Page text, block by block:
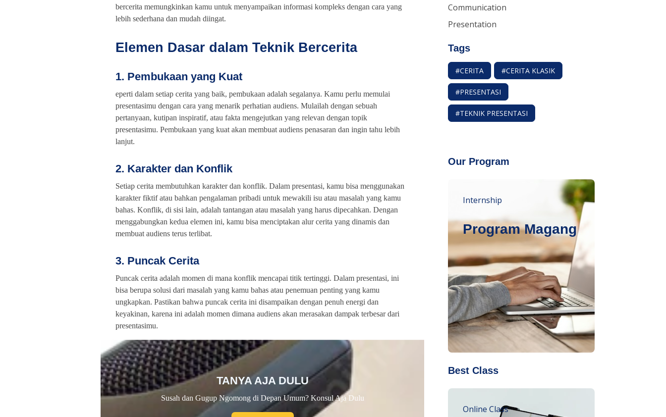
bercerita memungkinkan kamu untuk menyampaikan informasi kompleks dengan cara yang
lebih sederhana dan mudah diingat.
Elemen Dasar dalam Teknik Bercerita
1. Pembukaan yang Kuat
eperti dalam setiap cerita yang baik, pembukaan adalah segalanya. Kamu perlu memulai
presentasimu dengan cara yang menarik perhatian audiens. Mulailah dengan sebuah
pertanyaan, kutipan inspiratif, atau fakta mengejutkan yang relevan dengan topik
presentasimu. Pembukaan yang kuat akan membuat audiens penasaran dan ingin tahu lebih
lanjut.
2. Karakter dan Konflik
Setiap cerita membutuhkan karakter dan konflik. Dalam presentasi, kamu bisa menggunakan
karakter fiktif atau bahkan pengalaman pribadi untuk mewakili isu atau masalah yang kamu
bahas. Konflik, di sisi lain, adalah tantangan atau masalah yang harus dipecahkan. Dengan
menggabungkan kedua elemen ini, kamu bisa menciptakan alur cerita yang dinamis dan
membuat audiens terus terlibat.
3. Puncak Cerita
Puncak cerita adalah momen di mana konflik mencapai titik tertinggi. Dalam presentasi, ini
bisa berupa solusi dari masalah yang kamu bahas atau penemuan penting yang kamu
ungkapkan. Pastikan bahwa puncak cerita ini disampaikan dengan penuh energi dan
keyakinan, karena ini adalah momen dimana audiens akan merasakan dampak terbesar dari
presentasimu.
TANYA AJA DULU
Susah dan Gugup Ngomong di Depan Umum? Konsul Aja Dulu
Communication
Presentation
Tags
#CERITA #CERITA KLASIK
#PRESENTASI
#TEKNIK PRESENTASI
Our Program
Internship
Program Magang
Best Class
Online Class